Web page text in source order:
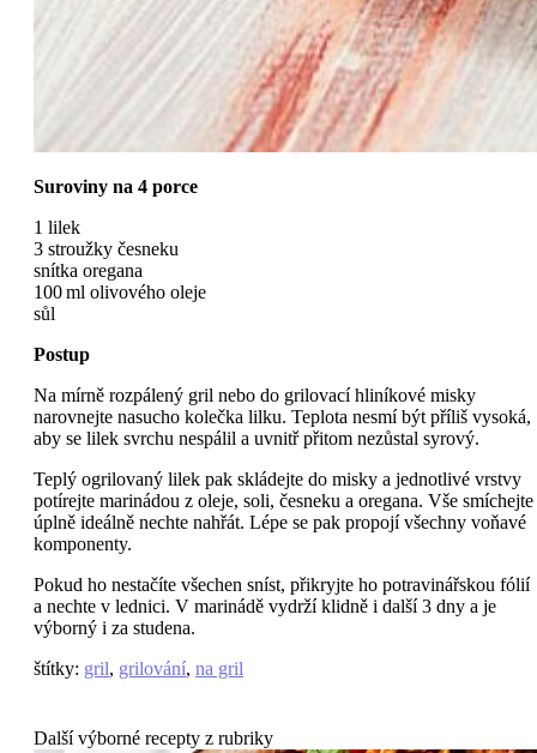
Suroviny na 4 porce
1 lilek
3 stroužky česneku
snítka oregana
100 ml olivového oleje
sůl
Postup
Na mírně rozpálený gril nebo do grilovací hliníkové misky
narovnejte nasucho kolečka lilku. Teplota nesmí být příliš vysoká,
aby se lilek svrchu nespálil a uvnitř přitom nezůstal syrový.
Teplý ogrilovaný lilek pak skládejte do misky a jednotlivé vrstvy
potírejte marinádou z oleje, soli, česneku a oregana. Vše smíchejte
úplně ideálně nechte nahřát. Lépe se pak propojí všechny voňavé
komponenty.
Pokud ho nestačíte všechen sníst, přikryjte ho potravinářskou fólií
a nechte v lednici. V marinádě vydrží klidně i další 3 dny a je
výborný i za studena.
štítky: gril, grilování, na gril
Další výborné recepty z rubriky